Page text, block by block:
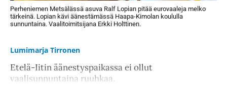
Perheniemen Metsälässä asuva Ralf Lopian pitää eurovaaleja melko
tärkeinä. Lopian kävi äänestämässä Haapa-Kimolan koululla
sunnuntaina. Vaalitoimitsijana Erkki Holttinen.
Lumimarja Tirronen
Etelä-Iitin äänestyspaikassa ei ollut
vaalisunnuntaina ruuhkaa.